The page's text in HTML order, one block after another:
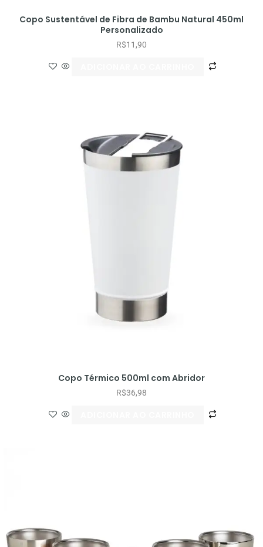
Copo Sustentável de Fibra de Bambu Natural 450ml
Personalizado
R$11,90
Copo Térmico 500ml com Abridor
R$36,98